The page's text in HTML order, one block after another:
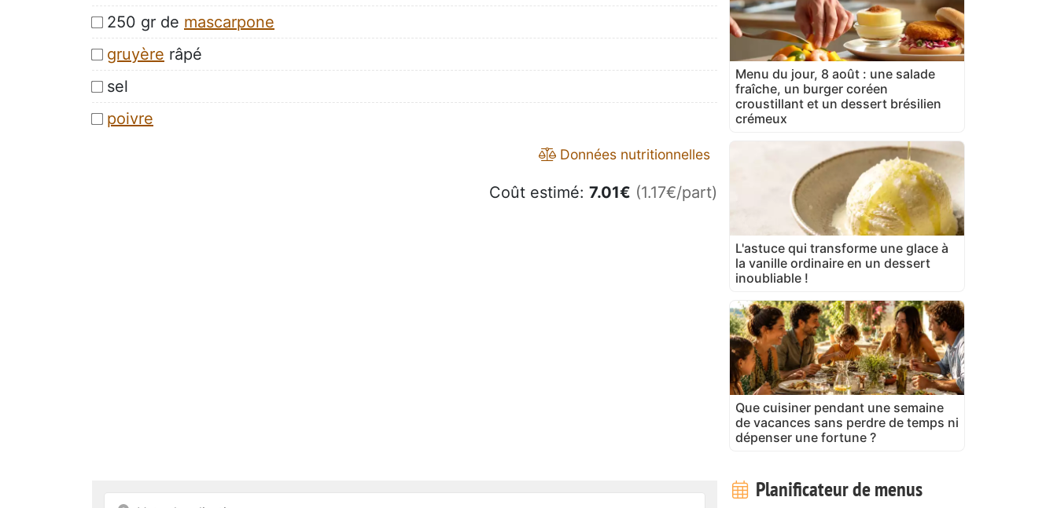
250 gr de mascarpone
gruyère râpé
sel
poivre
Données nutritionnelles
Coût estimé: 7.01€ (1.17€/part)
Menu du jour, 8 août : une salade
fraîche, un burger coréen
croustillant et un dessert brésilien
crémeux
L'astuce qui transforme une glace à
la vanille ordinaire en un dessert
inoubliable !
Que cuisiner pendant une semaine
de vacances sans perdre de temps ni
dépenser une fortune ?
Planificateur de menus